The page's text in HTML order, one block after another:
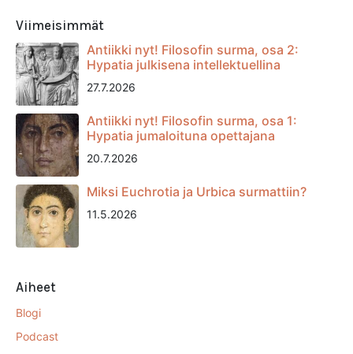
Viimeisimmät
Antiikki nyt! Filosofin surma, osa 2:
Hypatia julkisena intellektuellina
27.7.2026
Antiikki nyt! Filosofin surma, osa 1:
Hypatia jumaloituna opettajana
20.7.2026
Miksi Euchrotia ja Urbica surmattiin?
11.5.2026
Aiheet
Blogi
Podcast